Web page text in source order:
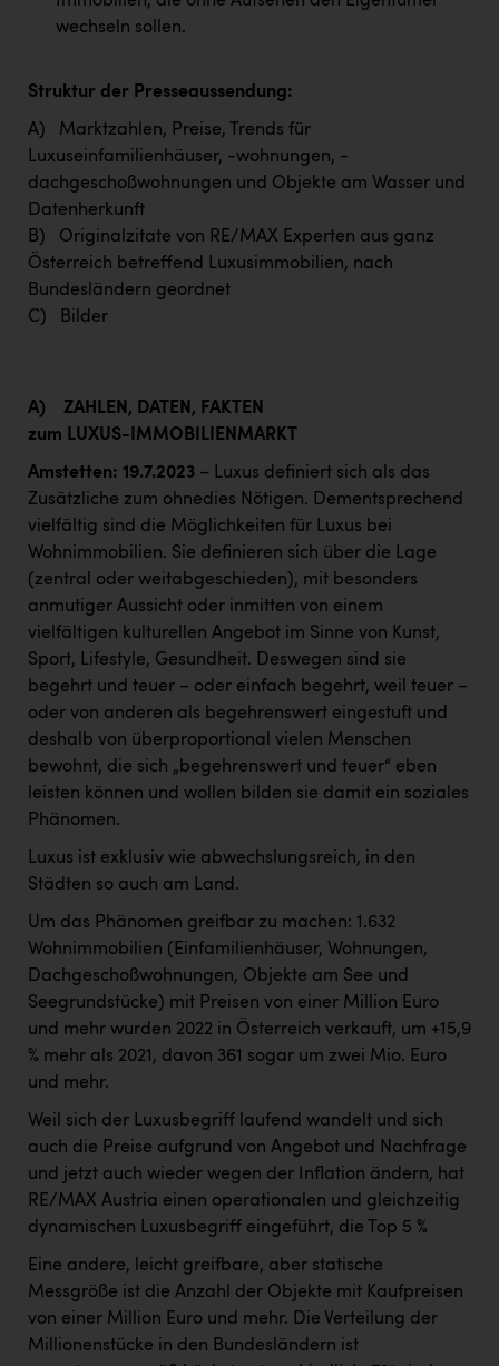
wechseln sollen.
Struktur der Presseaussendung:
A) Marktzahlen, Preise, Trends für
Luxuseinfamilienhäuser, -wohnungen, -
dachgeschoßwohnungen und Objekte am Wasser und
Datenherkunft
B) Originalzitate von RE/MAX Experten aus ganz
Österreich betreffend Luxusimmobilien, nach
Bundesländern geordnet
C) Bilder
A)
ZAHLEN, DATEN, FAKTEN
zum LUXUS-IMMOBILIENMARKT
Amstetten: 19.7.2023 – Luxus definiert sich als das
Zusätzliche zum ohnedies Nötigen. Dementsprechend
vielfältig sind die Möglichkeiten für Luxus bei
Wohnimmobilien. Sie definieren sich über die Lage
(zentral oder weitabgeschieden), mit besonders
anmutiger Aussicht oder inmitten von einem
vielfältigen kulturellen Angebot im Sinne von Kunst,
Sport, Lifestyle, Gesundheit. Deswegen sind sie
begehrt und teuer – oder einfach begehrt, weil teuer –
oder von anderen als begehrenswert eingestuft und
deshalb von überproportional vielen Menschen
bewohnt, die sich „begehrenswert und teuer“ eben
leisten können und wollen bilden sie damit ein soziales
Phänomen.
Luxus ist exklusiv wie abwechslungsreich, in den
Städten so auch am Land.
Um das Phänomen greifbar zu machen: 1.632
Wohnimmobilien (Einfamilienhäuser, Wohnungen,
Dachgeschoßwohnungen, Objekte am See und
Seegrundstücke) mit Preisen von einer Million Euro
und mehr wurden 2022 in Österreich verkauft, um +15,9
% mehr als 2021, davon 361 sogar um zwei Mio. Euro
und mehr.
Weil sich der Luxusbegriff laufend wandelt und sich
auch die Preise aufgrund von Angebot und Nachfrage
und jetzt auch wieder wegen der Inflation ändern, hat
RE/MAX Austria einen operationalen und gleichzeitig
dynamischen Luxusbegriff eingeführt, die Top 5 %
Eine andere, leicht greifbare, aber statische
Messgröße ist die Anzahl der Objekte mit Kaufpreisen
von einer Million Euro und mehr. Die Verteilung der
Millionenstücke in den Bundesländern ist